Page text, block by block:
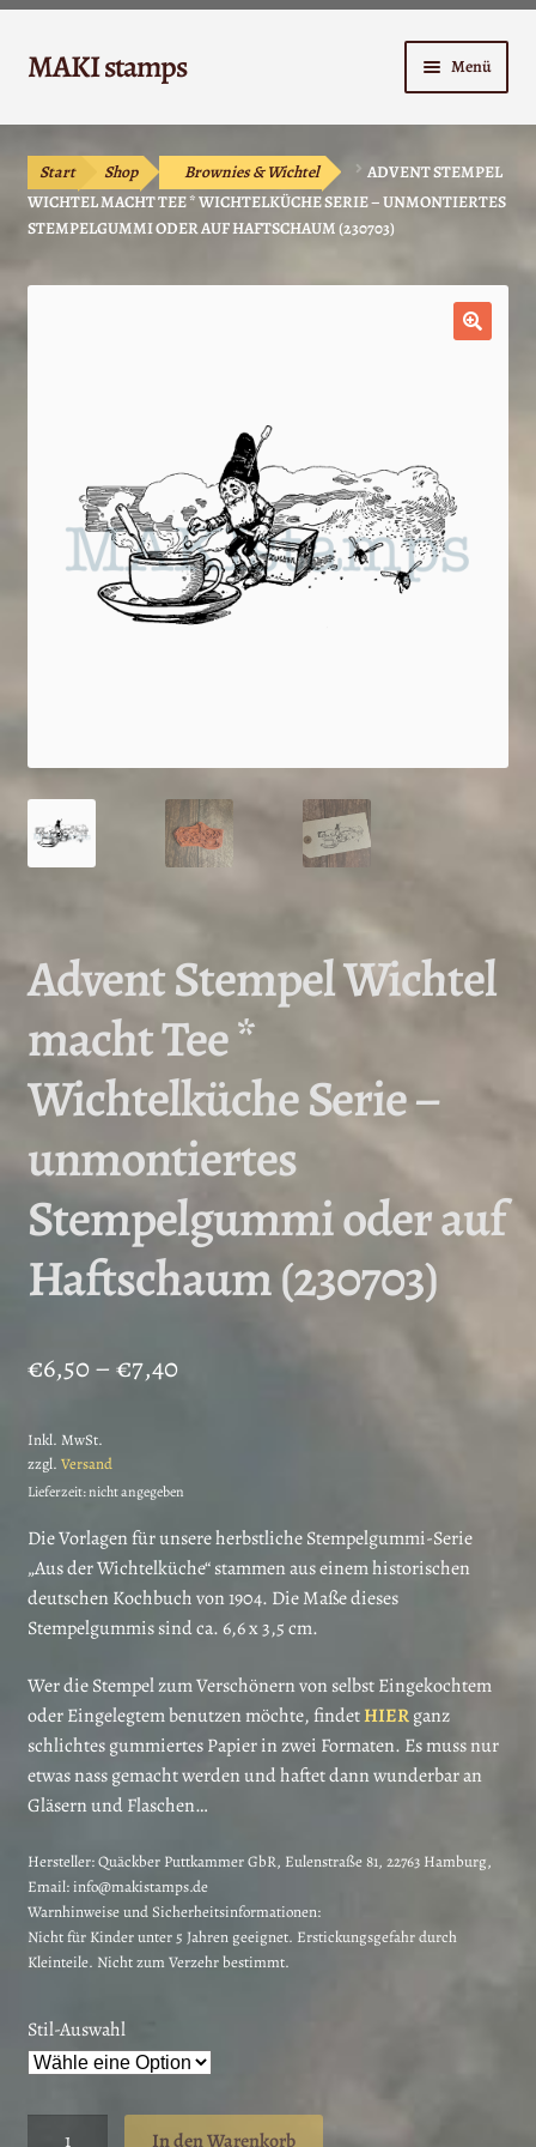
Zur
Navigation
Zum
Inhalt
MAKI stamps Menü
Shop
Warenkorb
Anleitungen
Start Shop Brownies & Wichtel
ADVENT STEMPEL
WICHTEL MACHT TEE * WICHTELKÜCHE SERIE – UNMONTIERTES
STEMPELGUMMI ODER AUF HAFTSCHAUM (230703)
Advent Stempel Wichtel
macht Tee *
Wichtelküche Serie –
unmontiertes
Stempelgummi oder auf
Haftschaum (230703)
€6,50–€7,40Preisspanne:
€7,40
Inkl. MwSt.
zzgl. Versand
Lieferzeit: nicht angegeben
Die Vorlagen für unsere herbstliche Stempelgummi-Serie
„Aus der Wichtelküche“ stammen aus einem historischen
deutschen Kochbuch von 1904. Die Maße dieses
Stempelgummis sind ca. 6,6 x 3,5 cm.
Wer die Stempel zum Verschönern von selbst Eingekochtem
oder Eingelegtem benutzen möchte, findetHIERganz
schlichtes gummiertes Papier in zwei Formaten. Es muss nur
etwas nass gemacht werden und haftet dann wunderbar an
Gläsern und Flaschen…
Hersteller:Quäckber Puttkammer GbR, Eulenstraße 81, 22763 Hamburg,
Email: info@makistamps.de
Warnhinweise und Sicherheitsinformationen:
Nicht für Kinder unter 5 Jahren geeignet. Erstickungsgefahr durch
Kleinteile. Nicht zum Verzehr bestimmt.
Stil-Auswahl
In den Warenkorb